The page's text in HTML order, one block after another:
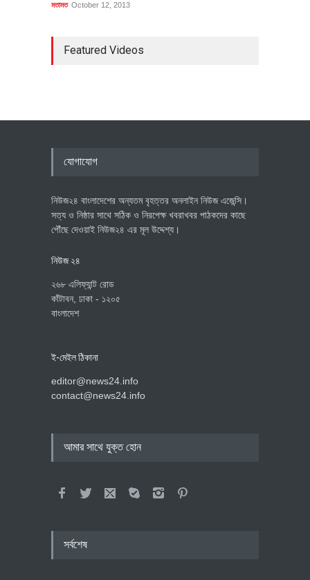
মতামত October 12, 2013
Featured Videos
যোগাযোগ
নিউজ২৪ বাংলাদেশের অন্যতম বৃহত্তর অনলাইন নিউজ এজেন্সি।
সত্য ও নিষ্ঠার সাথে সঠিক ও নিরপেক্ষ খবরাখবর পাঠকদের কাছে
পৌঁছে দেওয়াই নিউজ২৪ এর মূল উদ্দেশ্য।
নিউজ ২৪
২৬৮ এলিফ্যান্ট রোড
কাঁটাবন, ঢাকা - ১২০৫
বাংলাদেশ
ই-মেইল ঠিকানা
editor@news24.info
contact@news24.info
আমার সাথে যুক্ত হোন
সর্বশেষ